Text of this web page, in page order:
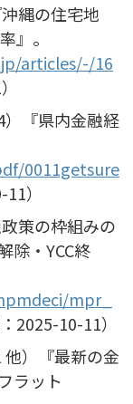
縄の住宅地
』。
articles/-/16
『県内金融経
0011getsure
）
策の枠組みの
除・YCC終
mpr_
2025-10-11）
）『最新の金
ラット